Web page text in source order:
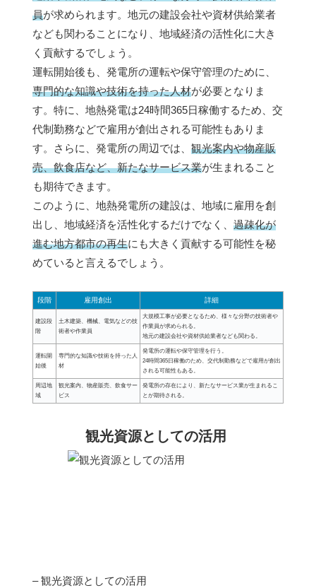
員が求められます。地元の建設会社や資材供給業者
なども関わることになり、地域経済の活性化に大き
く貢献するでしょう。
運転開始後も、発電所の運転や保守管理のために、
専門的な知識や技術を持った人材が必要となりま
す。特に、地熱発電は24時間365日稼働するため、交
代制勤務などで雇用が創出される可能性もありま
す。さらに、発電所の周辺では、 観光案内や物産販
売、飲食店など、新たなサービス業が生まれること
も期待できます。
このように、地熱発電所の建設は、地域に雇用を創
出し、地域経済を活性化するだけでなく、 過疎化が
進む地方都市の再生にも大きく貢献する可能性を秘
めていると言えるでしょう。
段階 雇用創出 詳細
建設段
階
土木建築、機械、電気などの技
術者や作業員
大規模工事が必要となるため、様々な分野の技術者や
作業員が求められる。
地元の建設会社や資材供給業者なども関わる。
運転開
始後
専門的な知識や技術を持った人
材
発電所の運転や保守管理を行う。
24時間365日稼働のため、交代制勤務などで雇用が創出
される可能性もある。
周辺地
域
観光案内、物産販売、飲食サー
ビス
発電所の存在により、新たなサービス業が生まれるこ
とが期待される。
観光資源としての活用
– 観光資源としての活用